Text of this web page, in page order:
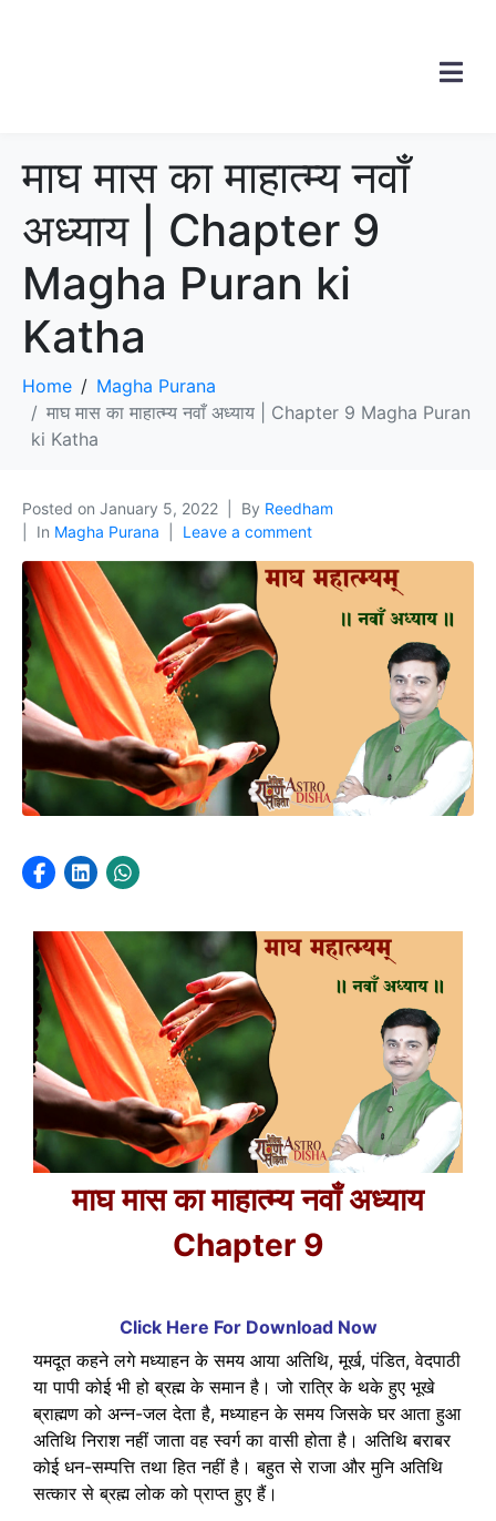
माघ मास का माहात्म्य नवाँ
अध्याय | Chapter 9
Magha Puran ki
Katha
Home
Magha Purana
माघ मास का माहात्म्य नवाँ अध्याय | Chapter 9 Magha Puran
ki Katha
Posted on January 5, 2022 By Reedham
In Magha Purana Leave a comment
माघ मास का माहात्म्य नवाँ अध्याय
Chapter 9
Click Here For Download Now
यमदूत कहने लगे मध्याहन के समय आया अतिथि, मूर्ख, पंडित, वेदपाठी
या पापी कोई भी हो ब्रह्म के समान है। जो रात्रि के थके हुए भूखे
ब्राह्मण को अन्न-जल देता है, मध्याहन के समय जिसके घर आता हुआ
अतिथि निराश नहीं जाता वह स्वर्ग का वासी होता है। अतिथि बराबर
कोई धन-सम्पत्ति तथा हित नहीं है। बहुत से राजा और मुनि अतिथि
सत्कार से ब्रह्म लोक को प्राप्त हुए हैं।